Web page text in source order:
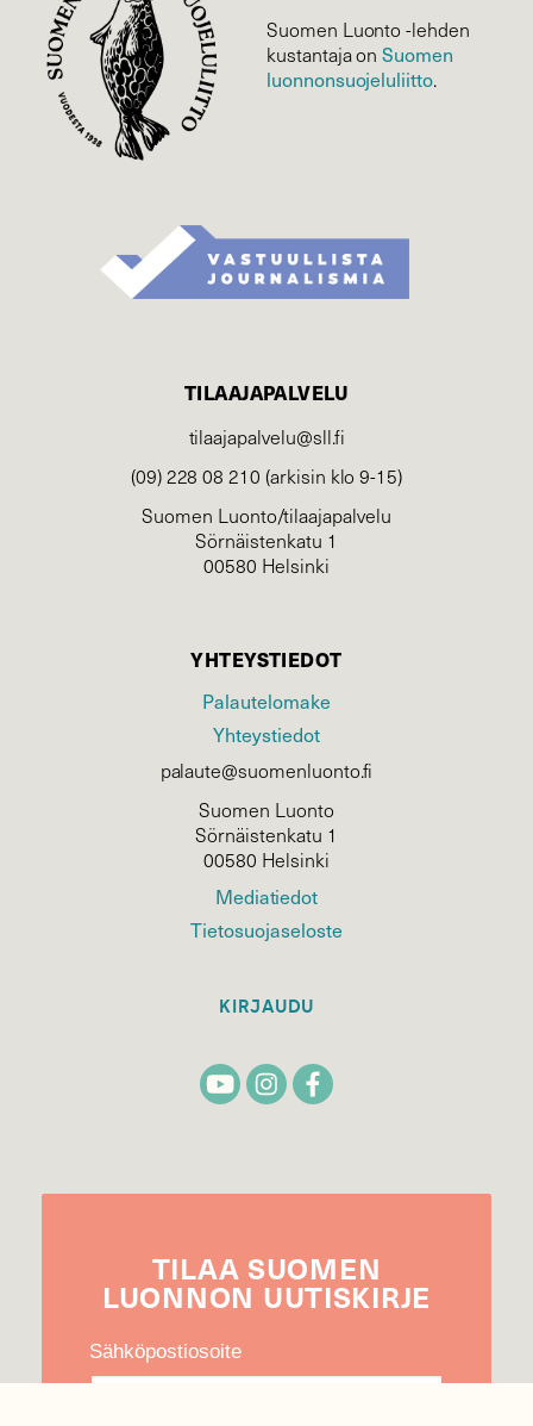
Suomen Luonto -lehden
kustantaja onSuomen
luonnonsuojelu­liitto.
TILAAJAPALVELU
tilaajapalvelu@sll.fi
(09) 228 08 210 (arkisin klo 9-15)
Suomen Luonto/tilaajapalvelu
Sörnäistenkatu 1
00580 Helsinki
YHTEYSTIEDOT
Palautelomake
Yhteystiedot
palaute@suomenluonto.fi
Suomen Luonto
Sörnäistenkatu 1
00580 Helsinki
Mediatiedot
Tietosuojaseloste
KIRJAUDU
TILAA SUOMEN
LUONNON UUTIS­KIRJE
Sähköpostiosoite